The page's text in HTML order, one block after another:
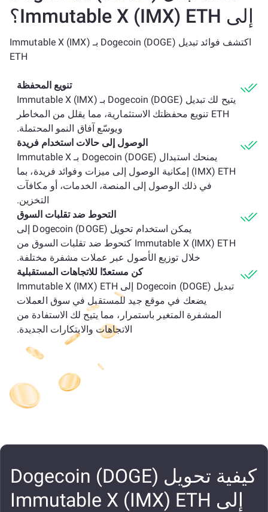
إلى Immutable X (IMX) ETH؟
اكتشف فوائد تبديل Dogecoin (DOGE) بـ Immutable X (IMX)
ETH
تنويع المحفظة
يتيح لك تبديل Dogecoin (DOGE) بـ Immutable X (IMX)
ETH تنويع محفظتك الاستثمارية، مما يقلل من المخاطر
ويوسّع آفاق النمو المحتملة.
الوصول إلى حالات استخدام فريدة
يمنحك استبدال Dogecoin (DOGE) بـ Immutable X
(IMX) ETH إمكانية الوصول إلى ميزات وفوائد فريدة، بما
في ذلك الوصول إلى المنصة، الخدمات، أو مكافآت
التخزين.
التحوط ضد تقلبات السوق
يمكن استخدام تحويل Dogecoin (DOGE) إلى
Immutable X (IMX) ETH كتحوط ضد تقلبات السوق من
خلال توزيع الأصول عبر عملات مشفرة مختلفة.
كن مستعدًا للاتجاهات المستقبلية
تبديل Dogecoin (DOGE) إلى Immutable X (IMX) ETH
يضعك في موقع جيد للمستقبل في سوق العملات
المشفرة المتغير باستمرار، مما يتيح لك الاستفادة من
الاتجاهات والابتكارات الجديدة.
كيفية تحويل Dogecoin (DOGE)
إلى Immutable X (IMX) ETH